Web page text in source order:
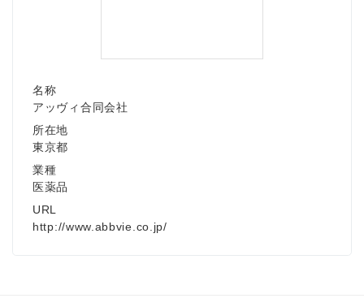
名称
アッヴィ合同会社
所在地
東京都
業種
医薬品
URL
http://www.abbvie.co.jp/